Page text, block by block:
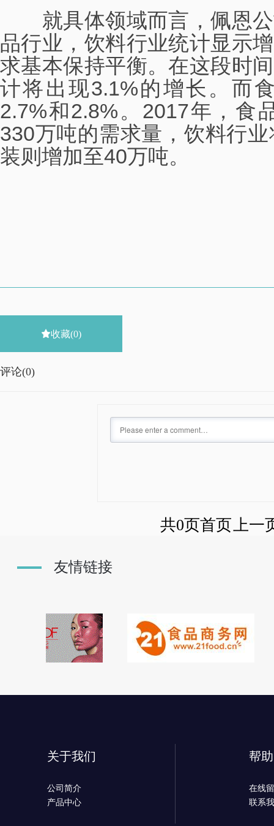
就具体领域而言，佩恩公
品行业，饮料行业统计显示
求基本保持平衡。在这段时
计将出现3.1%的增长。而
2.7%和2.8%。2017年，食
330万吨的需求量，饮料行
装则增加至40万吨。
收藏(0)
评论(0)
共0页首页上一
友情链接
关于我们
公司简介
产品中心
帮
在线
联系